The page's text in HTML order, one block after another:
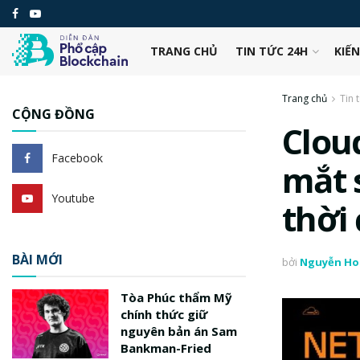
TRANG CHỦ TIN TỨC 24H
Trang chủ Tin
mắt
thời
bởi Nguyễn
CỘNG ĐỒNG
Facebook
Youtube
BÀI MỚI
Tòa Phúc thẩm Mỹ
chính thức giữ
nguyên bản án Sam
Bankman-Fried